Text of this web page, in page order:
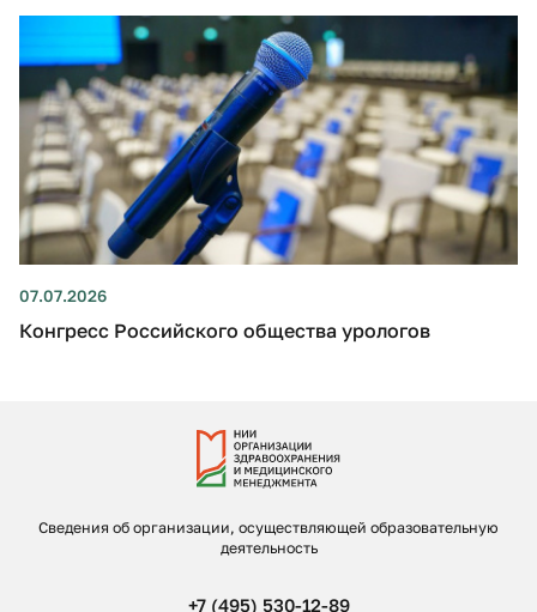
07.07.2026
Конгресс Российского общества урологов
Сведения об организации, осуществляющей образовательную
деятельность
+7 (495) 530-12-89